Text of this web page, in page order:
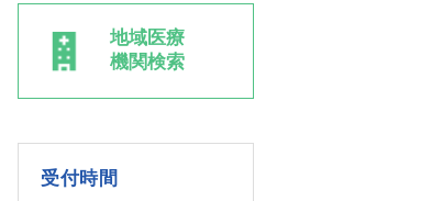
地域医療
機関検索
受付時間